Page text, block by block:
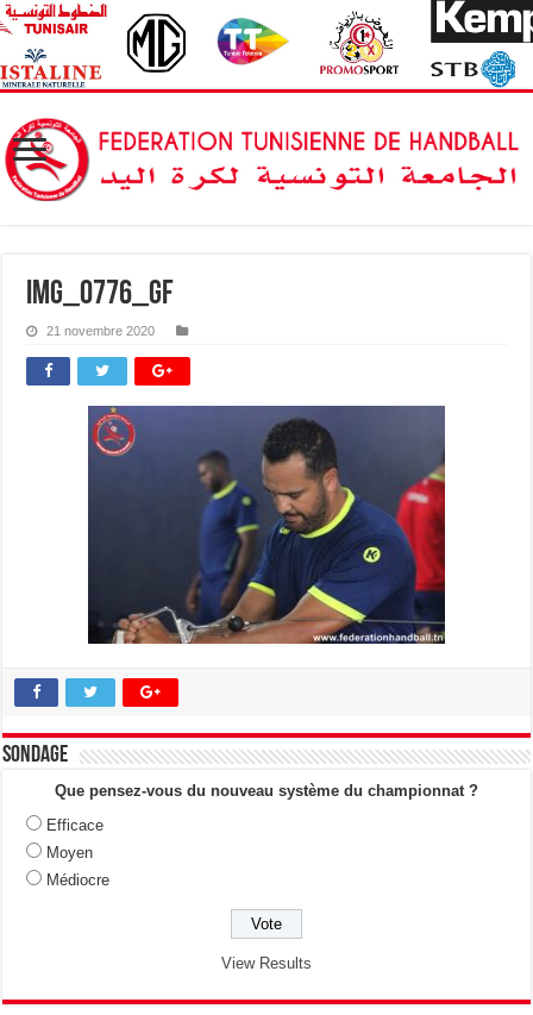
IMG_0776_GF
21 novembre 2020
Sondage
Que pensez-vous du nouveau système du championnat ?
Efficace
Moyen
Médiocre
View Results